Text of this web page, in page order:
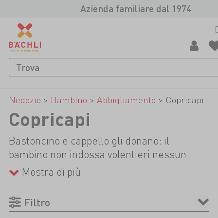
Azienda familiare dal 1974
Negozio > Bambino > Abbigliamento > Copricapi
Copricapi
Bastoncino e cappello gli donano: il
bambino non indossa volentieri nessun
cappello da sole funzionale con materiale
ad asciugatura rapida e protezione UV
aggiuntiva e nemmeno un berretto caldo e
morbido. Tuttavia, sa bene che con le
Mostra di più
Filtro